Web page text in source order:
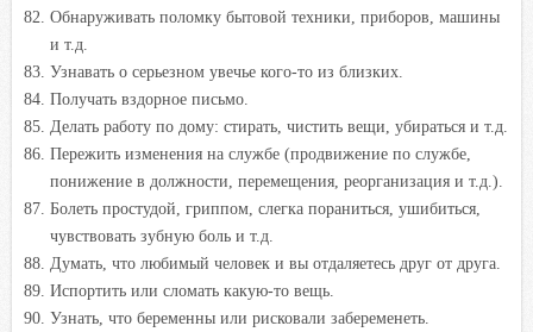
Обнаруживать поломку бытовой техники, приборов, машины
и т.д.
Узнавать о серьезном увечье кого-то из близких.
Получать вздорное письмо.
Делать работу по дому: стирать, чистить вещи, убираться и т.д.
Пережить изменения на службе (продвижение по службе,
понижение в должности, перемещения, реорганизация и т.д.).
Болеть простудой, гриппом, слегка пораниться, ушибиться,
чувствовать зубную боль и т.д.
Думать, что любимый человек и вы отдаляетесь друг от друга.
Испортить или сломать какую-то вещь.
Узнать, что беременны или рисковали забеременеть.